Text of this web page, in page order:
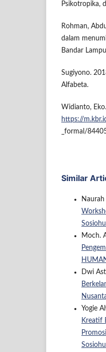
Psikotropika,
Rohman,
dalam
Bandar
Sugiyono.
Alfabeta.
Widianto,
https://
_formal/
Similar
Naurah
Moch.
Dwi
Yogie
Kreatif